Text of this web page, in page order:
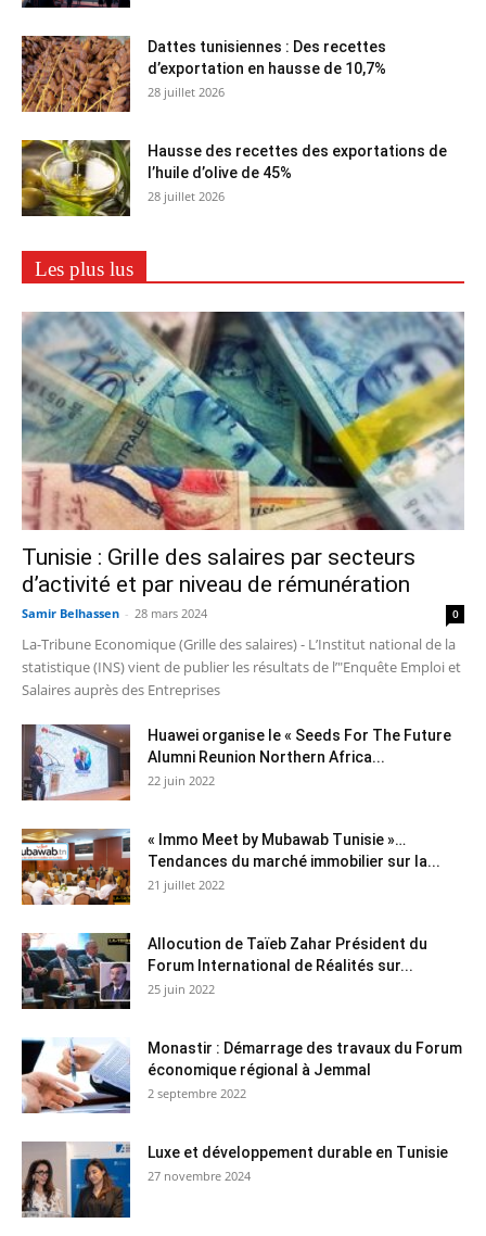
Dattes tunisiennes : Des recettes
d’exportation en hausse de 10,7%
28 juillet 2026
Hausse des recettes des exportations de
l’huile d’olive de 45%
28 juillet 2026
Les plus lus
Tunisie : Grille des salaires par secteurs
d’activité et par niveau de rémunération
Samir Belhassen - 28 mars 2024 0
La-Tribune Economique (Grille des salaires) - L’Institut national de la
statistique (INS) vient de publier les résultats de l’"Enquête Emploi et
Salaires auprès des Entreprises
Huawei organise le « Seeds For The Future
Alumni Reunion Northern Africa...
22 juin 2022
« Immo Meet by Mubawab Tunisie »…
Tendances du marché immobilier sur la...
21 juillet 2022
Allocution de Taïeb Zahar Président du
Forum International de Réalités sur...
25 juin 2022
Monastir : Démarrage des travaux du Forum
économique régional à Jemmal
2 septembre 2022
Luxe et développement durable en Tunisie
27 novembre 2024